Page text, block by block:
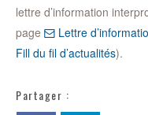
lettre d’information
page
Lettre
Fill du fil d’actualités).
Partager :